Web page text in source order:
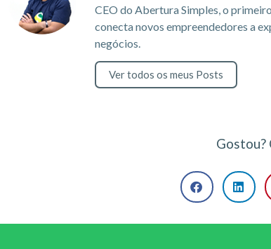
CEO do Abertura Simples, o
conecta novos empreendedores a
negócios.
Ver todos os meus Posts
Gostou?